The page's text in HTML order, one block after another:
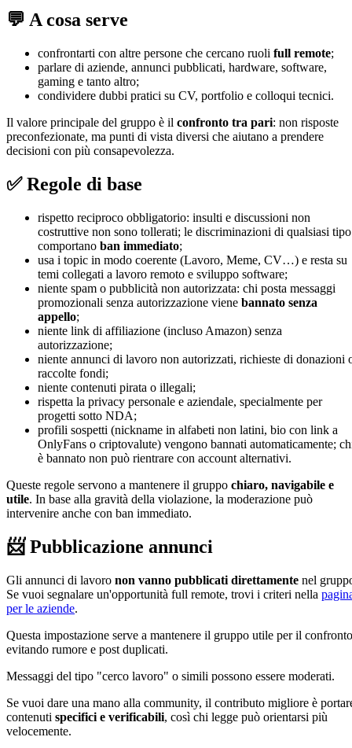
💬 A cosa serve
confrontarti con altre persone che cercano ruoli full remote;
parlare di aziende, annunci pubblicati, hardware, software,
gaming e tanto altro;
condividere dubbi pratici su CV, portfolio e colloqui tecnici.
Il valore principale del gruppo è il confronto tra pari: non risposte
preconfezionate, ma punti di vista diversi che aiutano a prendere
decisioni con più consapevolezza.
✅ Regole di base
rispetto reciproco obbligatorio: insulti e discussioni non
costruttive non sono tollerati; le discriminazioni di qualsiasi tipo
comportano ban immediato;
usa i topic in modo coerente (Lavoro, Meme, CV…) e resta su
temi collegati a lavoro remoto e sviluppo software;
niente spam o pubblicità non autorizzata: chi posta messaggi
promozionali senza autorizzazione viene bannato senza
appello;
niente link di affiliazione (incluso Amazon) senza
autorizzazione;
niente annunci di lavoro non autorizzati, richieste di donazioni
raccolte fondi;
niente contenuti pirata o illegali;
rispetta la privacy personale e aziendale, specialmente per
progetti sotto NDA;
profili sospetti (nickname in alfabeti non latini, bio con link a
OnlyFans o criptovalute) vengono bannati automaticamente;
è bannato non può rientrare con account alternativi.
Queste regole servono a mantenere il gruppo chiaro, navigabile e
utile. In base alla gravità della violazione, la moderazione può
intervenire anche con ban immediato.
📨 Pubblicazione annunci
Gli annunci di lavoro non vanno pubblicati direttamente nel
Se vuoi segnalare un'opportunità full remote, trovi i criteri nella
per le aziende.
Questa impostazione serve a mantenere il gruppo utile per il
evitando rumore e post duplicati.
Messaggi del tipo "cerco lavoro" o simili possono essere moderati.
Se vuoi dare una mano alla community, il contributo migliore è
contenuti specifici e verificabili, così chi legge può orientarsi più
velocemente.